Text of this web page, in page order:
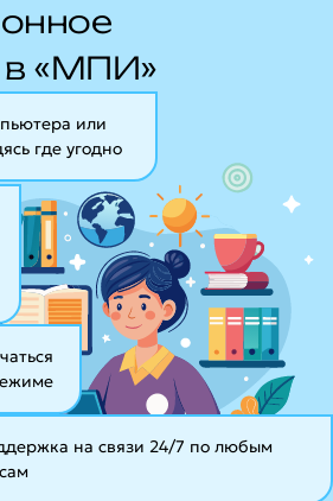
в «МПИ»
или
где угодно
на связи 24/7 по любым